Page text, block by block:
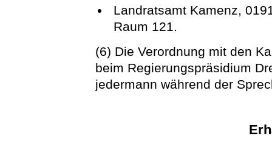
Landratsamt Kamenz,
Raum 121.
(6) Die Verordnung mit den
beim Regierungspräsidium
jedermann während der